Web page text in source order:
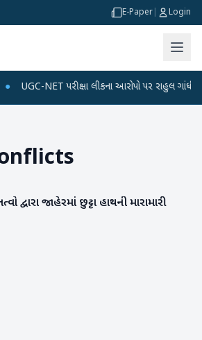
E-Paper Login
UGC-NET પરીક્ષા લીકના આરોપો પર રાહુલ ગાંધીએ
દ્વારા જાહેરમાં છુટ્ટા હાથની મારામારી